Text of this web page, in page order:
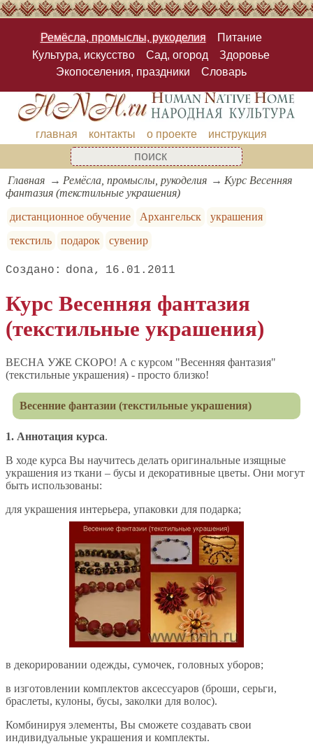
Ремёсла, промыслы, рукоделия
Питание
Культура, искусство
Сад, огород
Здоровье
Экопоселения, праздники
Словарь
главная контакты о проекте инструкция
Главная Ремёсла, промыслы, рукоделия
Курс Весенняя
фантазия (текстильные украшения)
дистанционное обучение
Архангельск
украшения
текстиль
подарок сувенир
dona 16.01.2011
Курс Весенняя фантазия
(текстильные украшения)
ВЕСНА УЖЕ СКОРО! А с курсом "Весенняя фантазия"
(текстильные украшения) - просто близко!
Весенние фантазии (текстильные украшения)
1. Аннотация курса.
В ходе курса Вы научитесь делать оригинальные изящные
украшения из ткани – бусы и декоративные цветы. Они могут
быть использованы:
для украшения интерьера, упаковки для подарка;
в декорировании одежды, сумочек, головных уборов;
в изготовлении комплектов аксессуаров (броши, серьги,
браслеты, кулоны, бусы, заколки для волос).
Комбинируя элементы, Вы сможете создавать свои
индивидуальные украшения и комплекты.